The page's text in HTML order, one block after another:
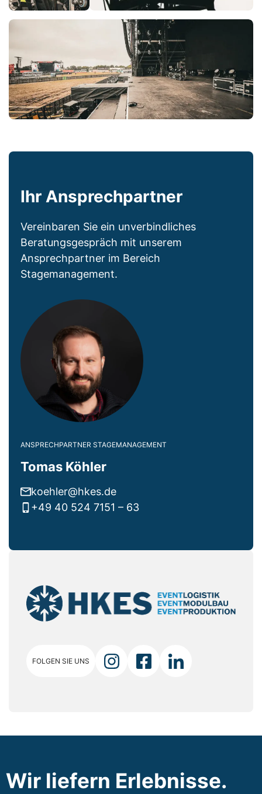
FOLGEN SIE UNS
Ihr Ansprechpartner
Vereinbaren Sie ein unverbindliches
Beratungsgespräch mit unserem
Ansprechpartner im Bereich
Stagemanagement.
ANSPRECHPARTNER STAGEMANAGEMENT
Tomas Köhler
koehler@hkes.de
+49 40 524 7151 – 63
Wir liefern Erlebnisse.